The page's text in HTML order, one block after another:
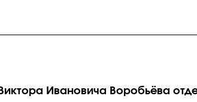
Ивановича Воробьёва